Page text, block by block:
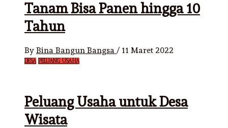
Tanam Bisa Panen hingga 10
Tahun
By Bina Bangun Bangsa / 11 Maret 2022
DESA PELUANG USAHA
Peluang Usaha untuk Desa
Wisata